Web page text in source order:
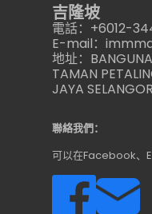
吉隆坡
電話：+6012-
E-mail：
地址：
TAMAN
JAYA
聯絡我們：
可以在Facebook、